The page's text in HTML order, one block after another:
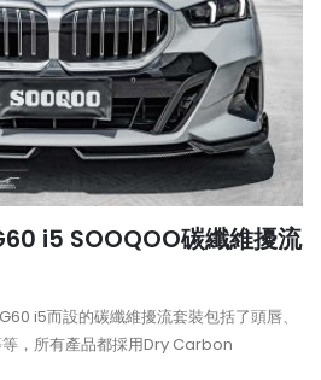
i5 SOOQOO碳纖維擾流
i5而設的碳纖維擾流套裝包括了頭唇、
，所有產品都採用Dry Carbon